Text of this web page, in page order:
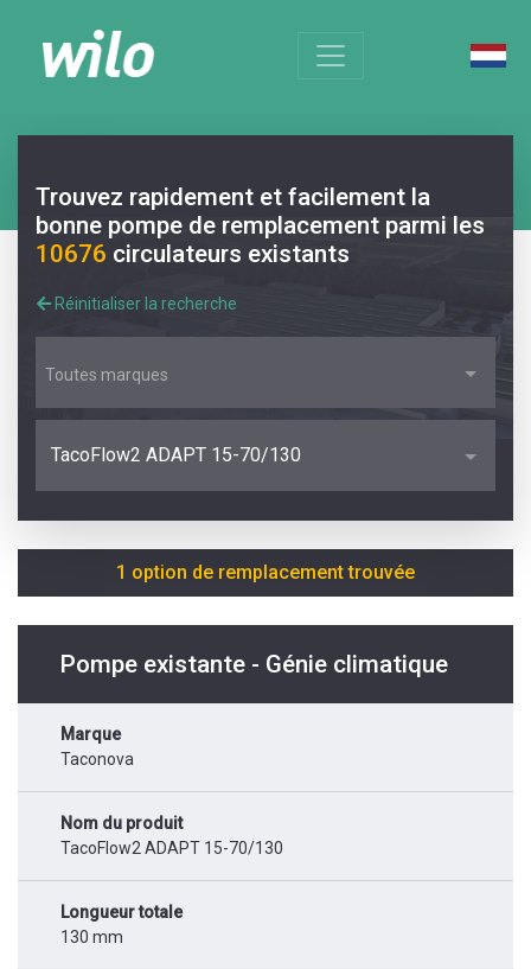
Trouvez rapidement et facilement la
bonne pompe de remplacement parmi les
10676 circulateurs existants
Réinitialiser la recherche
Toutes marques
TacoFlow2 ADAPT 15-70/130
1 option de remplacement trouvée
Pompe existante - Génie climatique
Marque
Taconova
Nom du produit
TacoFlow2 ADAPT 15-70/130
Longueur totale
130 mm